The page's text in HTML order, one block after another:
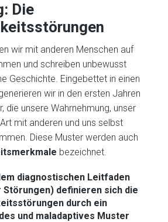
Die
wir mit anderen Menschen auf
und schreiben unbewusst
Geschichte. Eingebettet in einen
wir in den ersten Jahren
die unsere Wahrnehmung, unser
mit anderen und uns selbst
Diese Muster werden auch
bezeichnet.
diagnostischen Leitfaden
Störungen) definieren sich die
durch ein
und maladaptives Muster